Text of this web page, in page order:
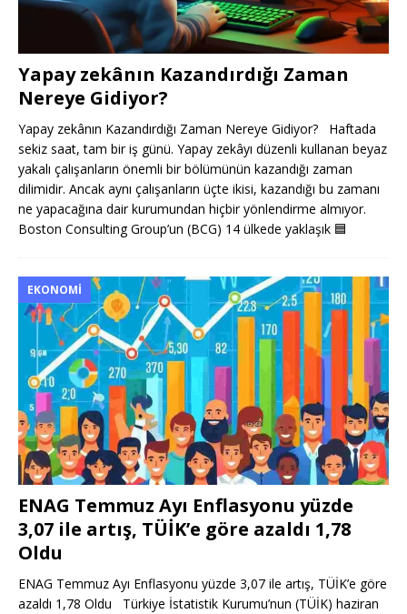
Yapay zekânın Kazandırdığı Zaman
Nereye Gidiyor?
Yapay zekânın Kazandırdığı Zaman Nereye Gidiyor? Haftada
sekiz saat, tam bir iş günü. Yapay zekâyı düzenli kullanan beyaz
yakalı çalışanların önemli bir bölümünün kazandığı zaman
dilimidir. Ancak aynı çalışanların üçte ikisi, kazandığı bu zamanı
ne yapacağına dair kurumundan hiçbir yönlendirme almıyor.
Boston Consulting Group’un (BCG) 14 ülkede yaklaşık 🟦
EKONOMI
ENAG Temmuz Ayı Enflasyonu yüzde
3,07 ile artış, TÜİK’e göre azaldı 1,78
Oldu
ENAG Temmuz Ayı Enflasyonu yüzde 3,07 ile artış, TÜİK’e göre
azaldı 1,78 Oldu Türkiye İstatistik Kurumu’nun (TÜİK) haziran